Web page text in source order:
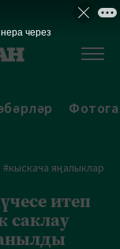
#кыскача яңалыклар
итеп
саклау
через